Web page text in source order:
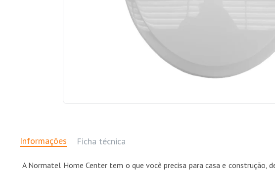
Informações Ficha técnica
A Normatel Home Center tem o que você precisa para casa e